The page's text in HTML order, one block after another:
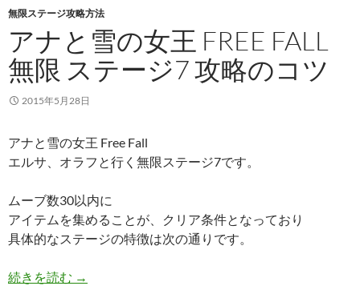
無限ステージ攻略方法
アナと雪の女王 FREE FALL
無限 ステージ7 攻略のコツ
2015年5月28日
アナと雪の女王 Free Fall
エルサ、オラフと行く無限ステージ7です。
ムーブ数30以内に
アイテムを集めることが、クリア条件となっており
具体的なステージの特徴は次の通りです。
続きを読む アナと雪の女王 Free Fall 無限 ステージ7 攻略のコ
→